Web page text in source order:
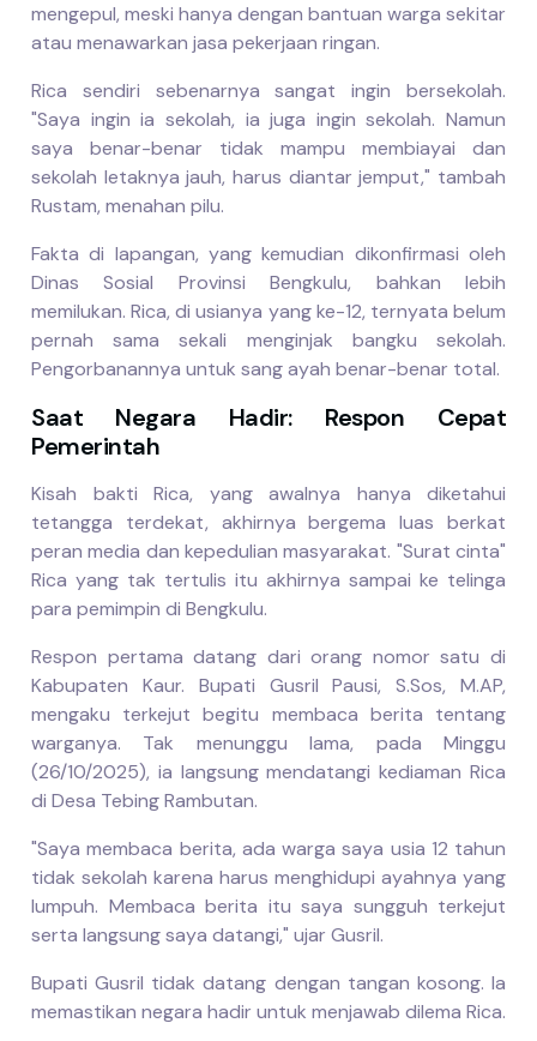
mengepul, meski hanya dengan bantuan warga sekitar
atau menawarkan jasa pekerjaan ringan.
Rica sendiri sebenarnya sangat ingin bersekolah.
"Saya ingin ia sekolah, ia juga ingin sekolah. Namun
saya benar-benar tidak mampu membiayai dan
sekolah letaknya jauh, harus diantar jemput," tambah
Rustam, menahan pilu.
Fakta di lapangan, yang kemudian dikonfirmasi oleh
Dinas Sosial Provinsi Bengkulu, bahkan lebih
memilukan. Rica, di usianya yang ke-12, ternyata belum
pernah sama sekali menginjak bangku sekolah.
Pengorbanannya untuk sang ayah benar-benar total.
Saat Negara Hadir: Respon Cepat
Pemerintah
Kisah bakti Rica, yang awalnya hanya diketahui
tetangga terdekat, akhirnya bergema luas berkat
peran media dan kepedulian masyarakat. "Surat cinta"
Rica yang tak tertulis itu akhirnya sampai ke telinga
para pemimpin di Bengkulu.
Respon pertama datang dari orang nomor satu di
Kabupaten Kaur. Bupati Gusril Pausi, S.Sos, M.AP,
mengaku terkejut begitu membaca berita tentang
warganya. Tak menunggu lama, pada Minggu
(26/10/2025), ia langsung mendatangi kediaman Rica
di Desa Tebing Rambutan.
"Saya membaca berita, ada warga saya usia 12 tahun
tidak sekolah karena harus menghidupi ayahnya yang
lumpuh. Membaca berita itu saya sungguh terkejut
serta langsung saya datangi," ujar Gusril.
Bupati Gusril tidak datang dengan tangan kosong. Ia
memastikan negara hadir untuk menjawab dilema Rica.